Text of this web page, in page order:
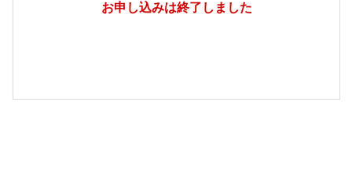
お申し込みは終了しました